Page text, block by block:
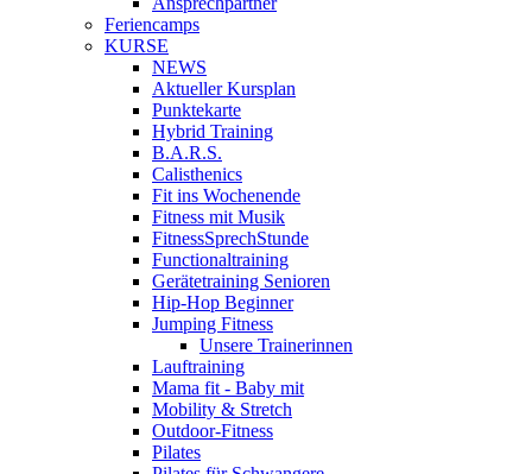
Feriencamps
KURSE
NEWS
Aktueller Kursplan
Punktekarte
Hybrid Training
B.A.R.S.
Calisthenics
Fit ins Wochenende
Fitness mit Musik
FitnessSprechStunde
Functionaltraining
Gerätetraining Senioren
Hip-Hop Beginner
Jumping Fitness
Unsere Trainerinnen
Lauftraining
Mama fit - Baby mit
Mobility & Stretch
Outdoor-Fitness
Pilates